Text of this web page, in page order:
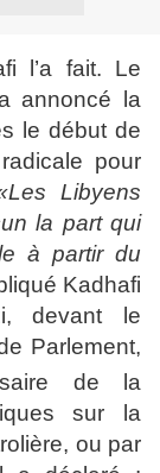
l’a fait. Le
annoncé la
le début de
pour
Libyens
la part qui
à partir du
Kadhafi
devant le
Parlement,
de la
sur la
ou par